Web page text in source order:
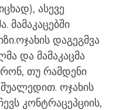
ასევე
მამაკაცებში
დაგეგმვა
და მამაკაცმა
თუ რამდენი
ოჯახის
კონტრაცეპციის,